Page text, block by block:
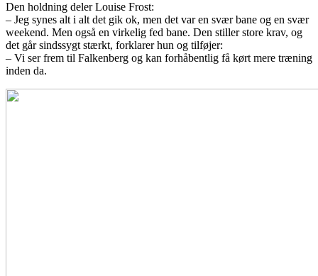
Den holdning deler Louise Frost:
– Jeg synes alt i alt det gik ok, men det var en svær bane og en svær
weekend. Men også en virkelig fed bane. Den stiller store krav, og
det går sindssygt stærkt, forklarer hun og tilføjer:
– Vi ser frem til Falkenberg og kan forhåbentlig få kørt mere træning
inden da.